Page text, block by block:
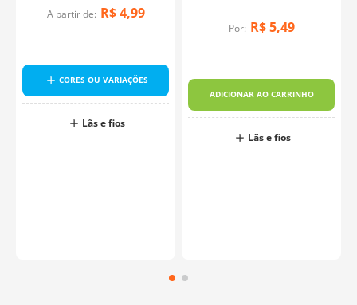
A partir de: R$ 4,99
CORES OU VARIAÇÕES
Lãs e fios
Por: R$ 5,49
ADICIONAR AO CARRINHO
Lãs e fios